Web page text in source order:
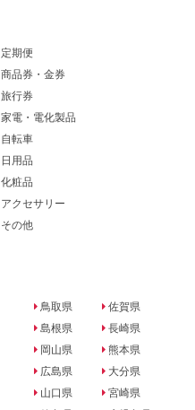
定期便
商品券・金券
旅行券
家電・電化製品
自転車
日用品
化粧品
アクセサリー
その他
鳥取県
島根県
岡山県
広島県
山口県
佐賀県
長崎県
熊本県
大分県
宮崎県